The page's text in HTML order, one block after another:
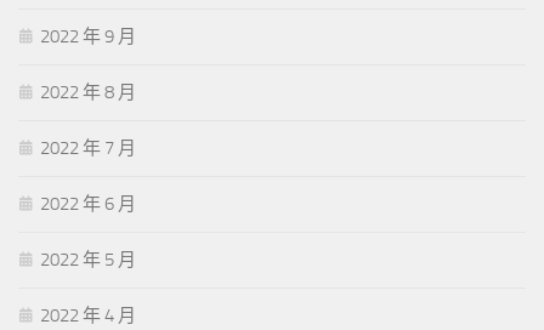
2022 年 9 月
2022 年 8 月
2022 年 7 月
2022 年 6 月
2022 年 5 月
2022 年 4 月